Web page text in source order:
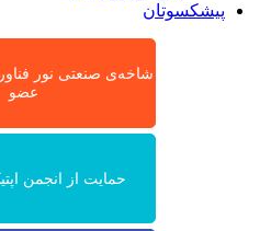
پیشکسوتان
شاخه‌ی صنعتی نور
عضو
حمایت از انجمن